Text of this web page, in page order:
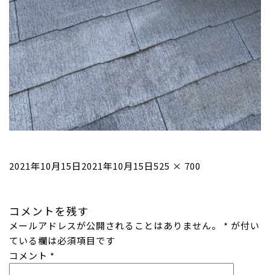
投
2021年10月15日2021年10月15日フ
ズ
525 × 700
コメントを残す
メールアドレスが公開されることはありません。 * が付い
ている欄は必須項目です
コメント *